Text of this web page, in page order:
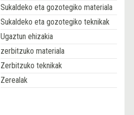
Sukaldeko eta gozotegiko materiala
Sukaldeko eta gozotegiko teknikak
Ugaztun ehizakia
zerbitzuko materiala
Zerbitzuko teknikak
Zerealak